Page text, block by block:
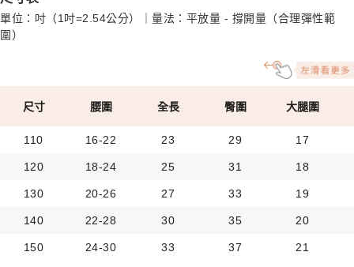
單位：吋（1吋=2.54公分）｜量法：平放量 - 撐開量（合理彈性範
圍）
尺寸 腰圍 全長 臀圍 大腿圍
110 16-22 23 29 17
120 18-24 25 31 18
130 20-26 27 33 19
140 22-28 30 35 20
150 24-30 33 37 21